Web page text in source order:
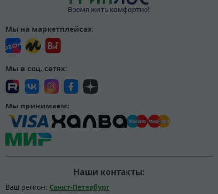
Мы на маркетплейсах:
Мы в соц. сетях:
Мы принимаем:
Наши контакты:
Ваш регион: Санкт-Петербург